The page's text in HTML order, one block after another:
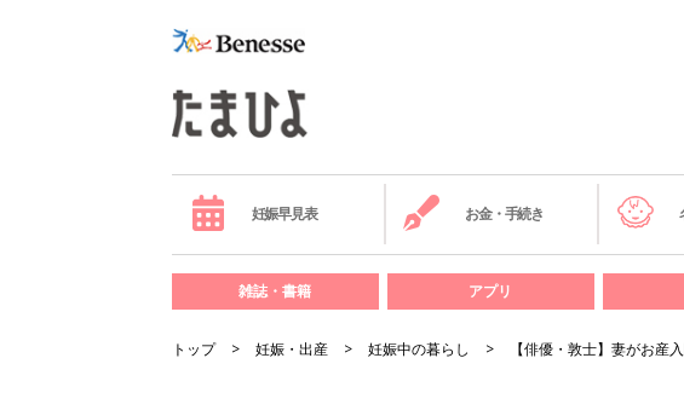
妊娠早見表 お金・手続き
雑誌・書籍 アプリ
トップ 妊娠・出産 妊娠中の暮らし 【俳優・敦士】妻がお産